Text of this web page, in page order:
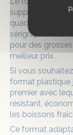
supporter tous
quadrichromie
sérigraphie une
pour des
meilleur prix.
Si vous
format plastique
premier avec
résistant,
les boissons
Ce format